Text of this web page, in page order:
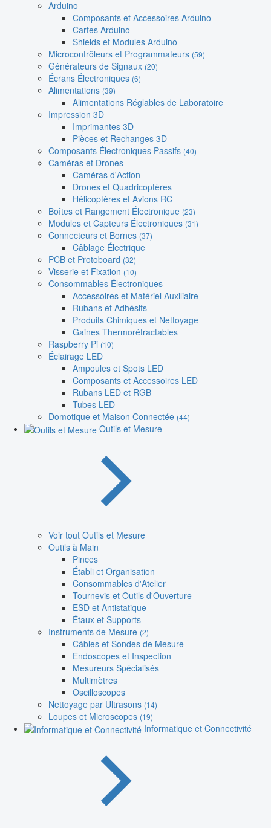
Arduino
Composants et Accessoires Arduino
Cartes Arduino
Shields et Modules Arduino
Microcontrôleurs et Programmateurs (59)
Générateurs de Signaux (20)
Écrans Électroniques (6)
Alimentations (39)
Alimentations Réglables de Laboratoire
Impression 3D
Imprimantes 3D
Pièces et Rechanges 3D
Composants Électroniques Passifs (40)
Caméras et Drones
Caméras d'Action
Drones et Quadricoptères
Hélicoptères et Avions RC
Boîtes et Rangement Électronique (23)
Modules et Capteurs Électroniques (31)
Connecteurs et Bornes (37)
Câblage Électrique
PCB et Protoboard (32)
Visserie et Fixation (10)
Consommables Électroniques
Accessoires et Matériel Auxiliaire
Rubans et Adhésifs
Produits Chimiques et Nettoyage
Gaines Thermorétractables
Raspberry Pi (10)
Éclairage LED
Ampoules et Spots LED
Composants et Accessoires LED
Rubans LED et RGB
Tubes LED
Domotique et Maison Connectée (44)
Outils et Mesure
Voir tout Outils et Mesure
Outils à Main
Pinces
Établi et Organisation
Consommables d'Atelier
Tournevis et Outils d'Ouverture
ESD et Antistatique
Étaux et Supports
Instruments de Mesure (2)
Câbles et Sondes de Mesure
Endoscopes et Inspection
Mesureurs Spécialisés
Multimètres
Oscilloscopes
Nettoyage par Ultrasons (14)
Loupes et Microscopes (19)
Informatique et Connectivité